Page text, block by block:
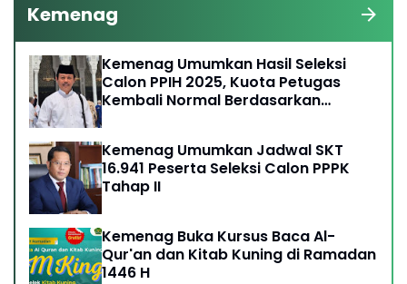
Kemenag
Kemenag Umumkan Hasil Seleksi
Calon PPIH 2025, Kuota Petugas
Kembali Normal Berdasarkan
Kemenag Umumkan Jadwal SKT
16.941 Peserta Seleksi Calon PPPK
Tahap II
Kemenag Buka Kursus Baca Al-
Qur'an dan Kitab Kuning di Ramadan
1446 H